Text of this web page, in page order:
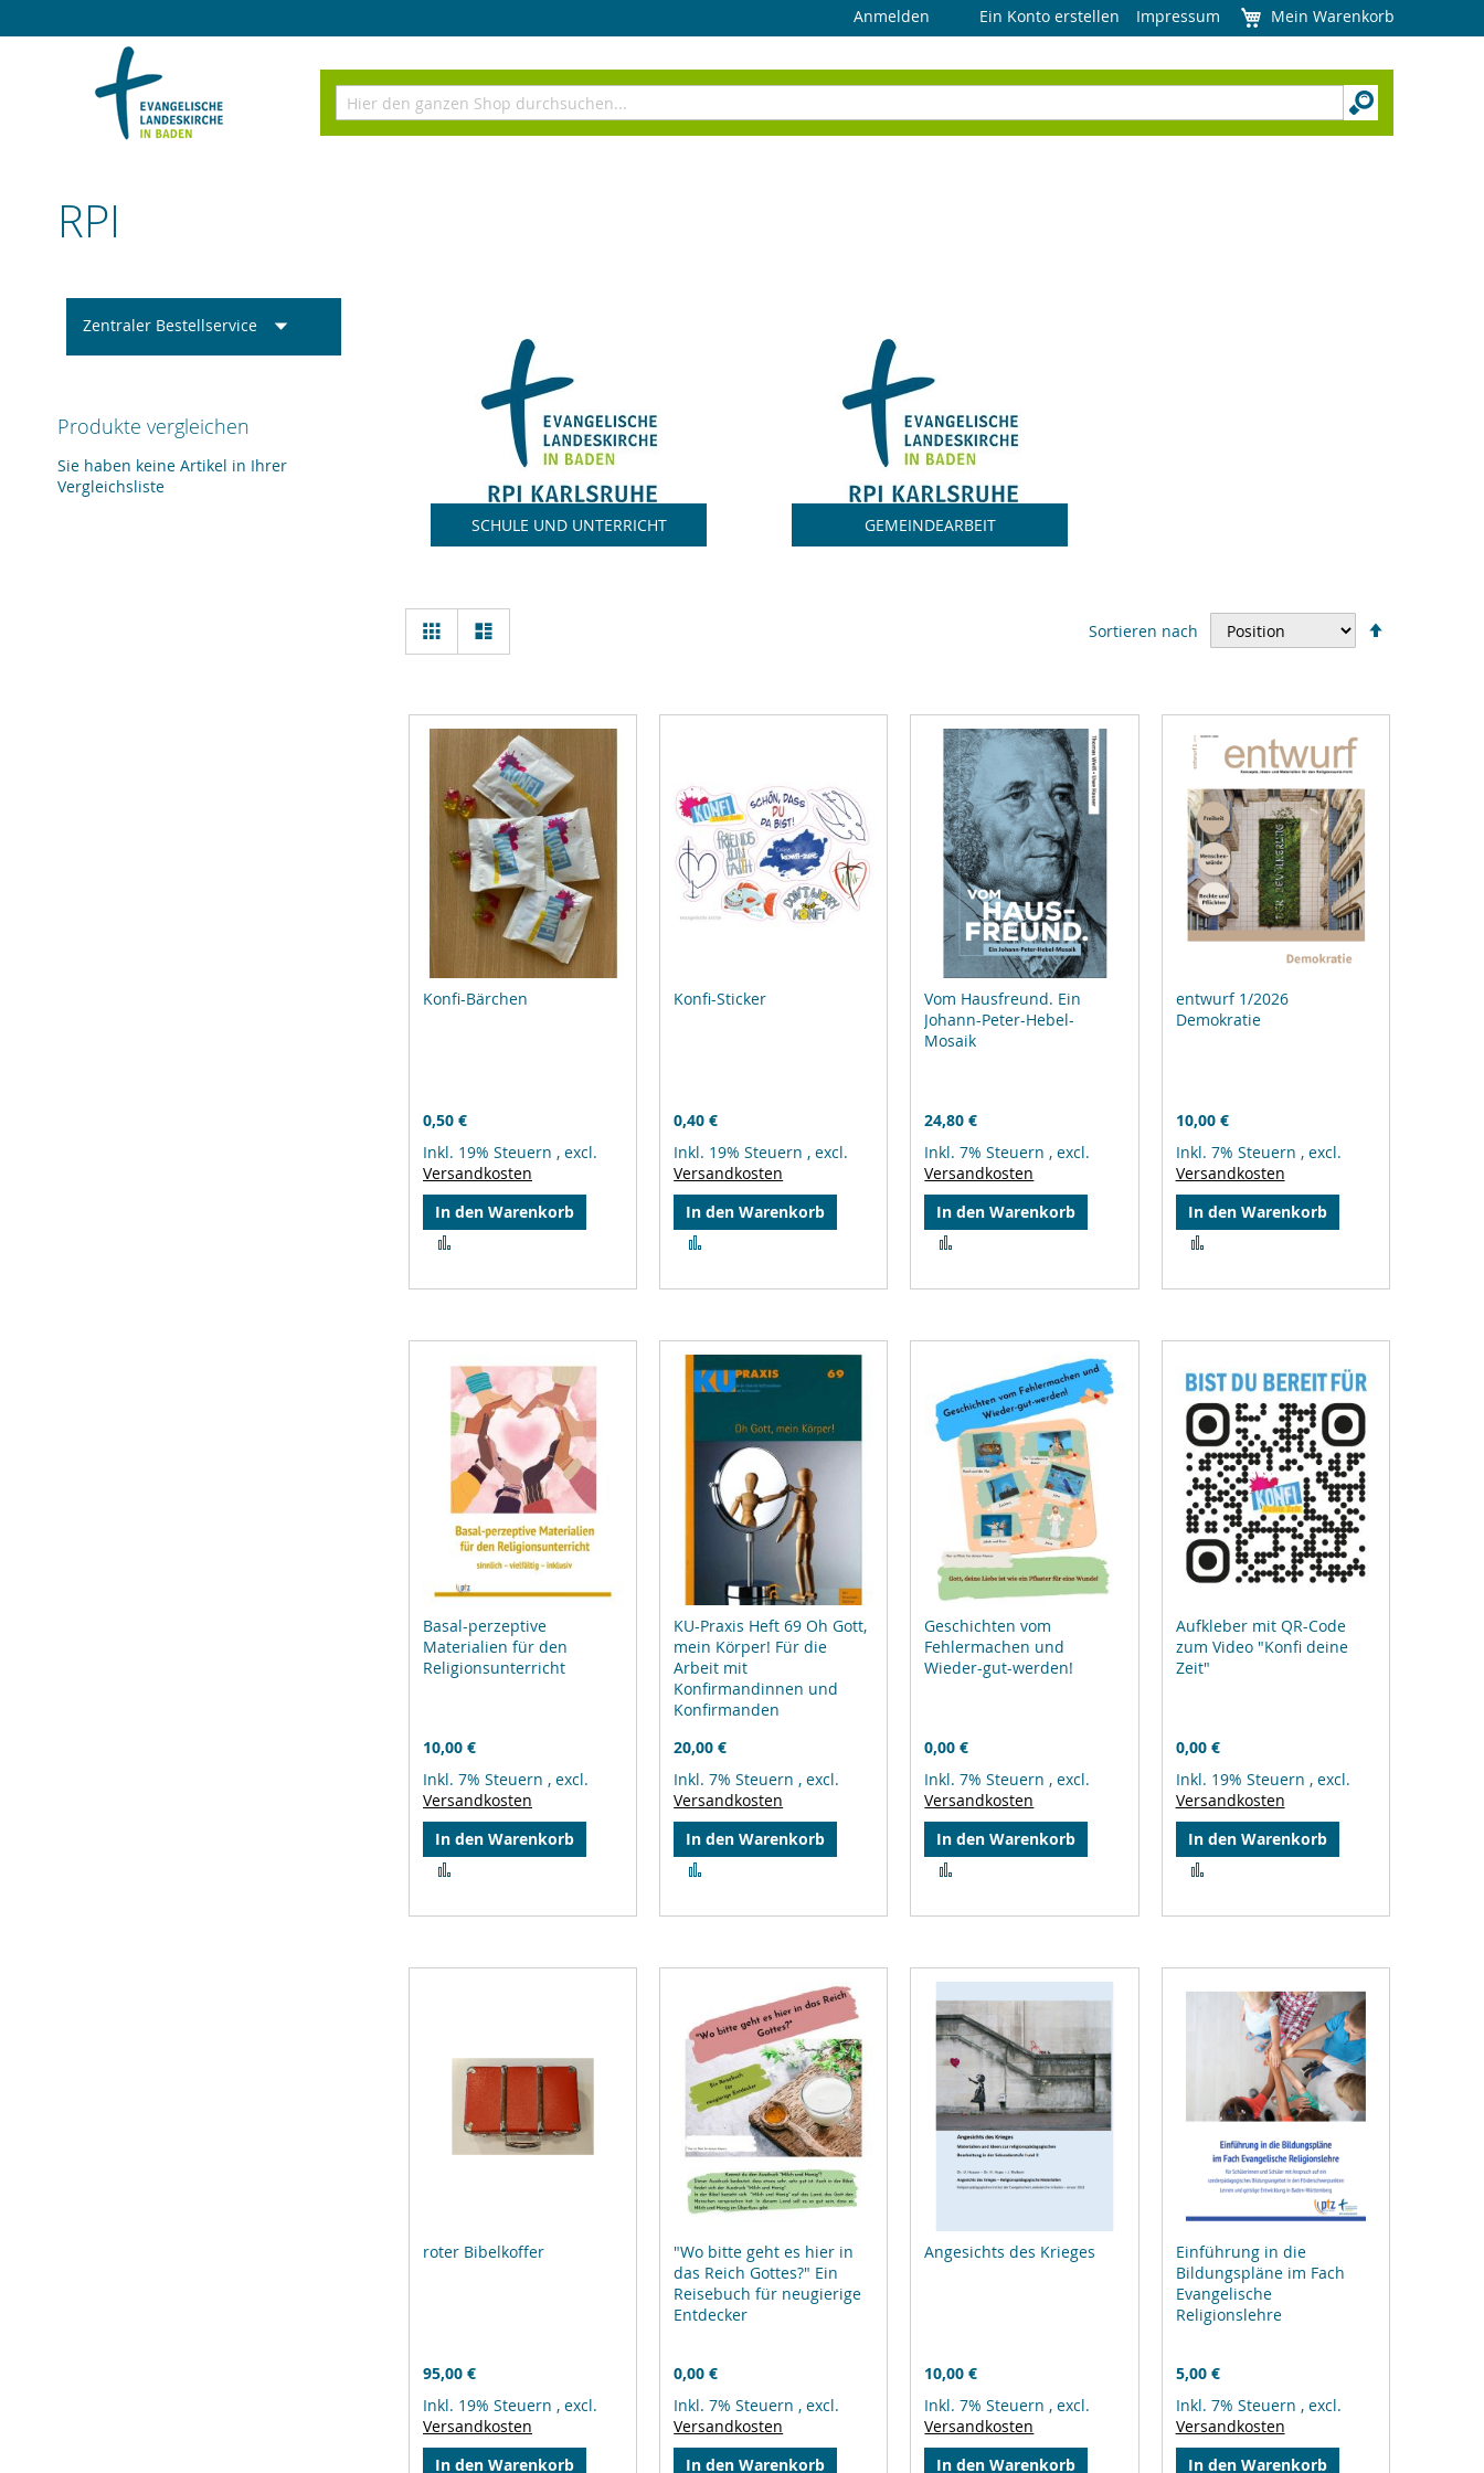
Anmelden Ein Konto erstellen Impressum Mein Warenkorb
Suchen
RPI
SCHULE UND UNTERRICHT GEMEINDEARBEIT
Ansicht
als
Raster Sortieren nach
Konfi-Bärchen
0,50 €
Inkl. 19% Steuern , excl.
Versandkosten
In den Warenkorb
Konfi-Sticker
0,40 €
Inkl. 19% Steuern ,excl.
Versandkosten
In den Warenkorb
Vom Hausfreund. Ein
Johann-Peter-Hebel-
Mosaik
24,80 €
Inkl. 7% Steuern ,excl.
Versandkosten
In den Warenkorb
entwurf 1/2026
Demokratie
10,00 €
Inkl. 7% Steuern , excl.
Versandkosten
In den Warenkorb
Basal-perzeptive
Materialien für den
Religionsunterricht
10,00 €
Inkl. 7% Steuern , excl.
Versandkosten
In den Warenkorb
KU-Praxis Heft 69 Oh Gott,
mein Körper! Für die
Arbeit mit
Konfirmandinnen und
Konfirmanden
20,00 €
Inkl. 7% Steuern ,excl.
Versandkosten
In den Warenkorb
Geschichten vom
Fehlermachen und
Wieder-gut-werden!
0,00 €
Inkl. 7% Steuern ,excl.
Versandkosten
In den Warenkorb
Aufkleber mit QR-Code
zum Video "Konfi deine
Zeit"
0,00 €
Inkl. 19% Steuern , excl.
Versandkosten
In den Warenkorb
roter Bibelkoffer
95,00 €
Inkl. 19% Steuern , excl.
Versandkosten
In den Warenkorb
"Wo bitte geht es hier in
das Reich Gottes?" Ein
Reisebuch für neugierige
Entdecker
0,00 €
Inkl. 7% Steuern ,excl.
Versandkosten
In den Warenkorb
Angesichts des Krieges
10,00 €
Inkl. 7% Steuern ,excl.
Versandkosten
In den Warenkorb
Einführung in die
Bildungspläne im Fach
Evangelische
Religionslehre
5,00 €
Inkl. 7% Steuern , excl.
Versandkosten
In den Warenkorb
Zentraler Bestellservice
Produkte vergleichen
Sie haben keine Artikel in Ihrer
Vergleichsliste